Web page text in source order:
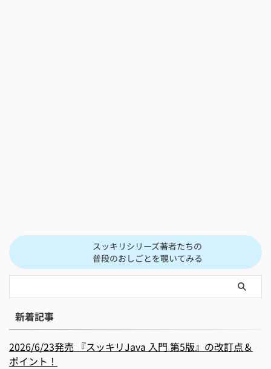
スッキリシリーズ著者たちの
普段のおしごとを覗いてみる
新着記事
2026/6/23発売 『スッキリJava 入門 第5版』の改訂点＆
ポイント！